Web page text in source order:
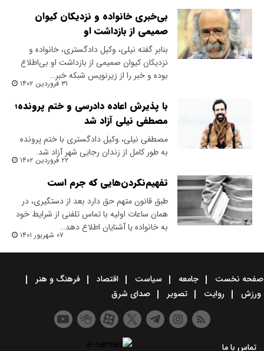
بی‌خبری خانواده و نزدیکان کیوان
صمیمی از بازداشت او
بنابر گفته نیلی، وکیل دادگستری، خانواده و
نزدیکان کیوان صمیمی از بازداشت او بی‌اطلاع
بوده و خبر را از زیرنویس شبکه خبر…
۳۱ فروردین ۱۴۰۲
با پذیرش اعاده دادرسی و ختم پرونده؛
مصطفی نیلی آزاد شد
مصطفی نیلی، وکیل دادگستری با ختم پرونده
به طور کامل از زندان رجایی شهر آزاد شد.
۲۲ فروردین ۱۴۰۲
تفهیم‌نکردن‌هایی که جرم است
طبق قانون متهم حق دارد بعد از دستگیری، در
همان ساعات اولیه با تماس تلفنی از شرایط خود
به خانواده یا آشنایان اطلاع دهد…
۰۷ شهریور ۱۴۰۱
صفحه نخست جامعه سیاست اقتصاد
فرهنگ و هنر
ورزش
روایت تصویر صدای شرق
تماس با ما